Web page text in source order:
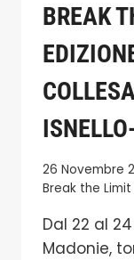
BREAK
26 Novembre
Break the Limit
Dal 22 al
Madonie,